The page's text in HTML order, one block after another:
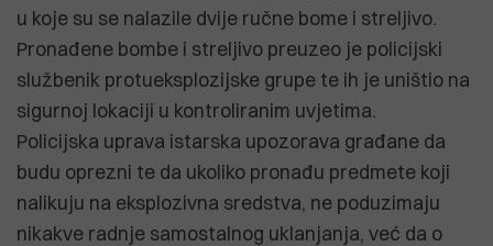
u koje su se nalazile dvije ručne bome i streljivo.
Pronađene bombe i streljivo preuzeo je policijski
službenik protueksplozijske grupe te ih je uništio na
sigurnoj lokaciji u kontroliranim uvjetima.
Policijska uprava istarska upozorava građane da
budu oprezni te da ukoliko pronađu predmete koji
nalikuju na eksplozivna sredstva, ne poduzimaju
nikakve radnje samostalnog uklanjanja, već da o